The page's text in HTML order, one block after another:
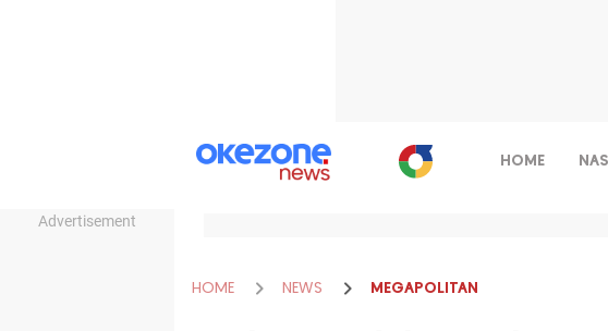
Advertisement
HOME
HOME NEWS MEGAPOLITAN